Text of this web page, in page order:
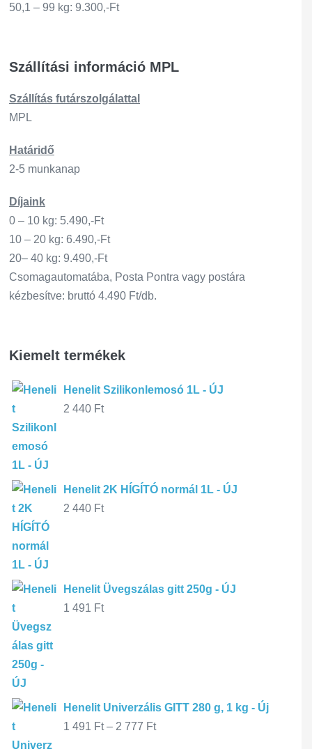
50,1 – 99 kg: 9.300,-Ft
Szállítási információ MPL
Szállítás futárszo lgálattal
MPL
Határidő
2-5 munkanap
Díjaink
0 – 10 kg: 5.490,-Ft
10 – 20 kg: 6.490,-Ft
20– 40 kg: 9.490,-Ft
Csomagautomatába, Posta Pontra vagy postára
kézbesítve: bruttó 4.490 Ft/db.
Kiemelt termékek
Henelit Szilikonlemosó 1L - ÚJ
2 440 Ft
Henelit 2K HÍGÍTÓ normál 1L - ÚJ
2 440 Ft
Henelit Üvegszálas gitt 250g - ÚJ
1 491 Ft
Henelit Univerzális GITT 280 g, 1 kg - Új
1 491 Ft – 2 777 Ft